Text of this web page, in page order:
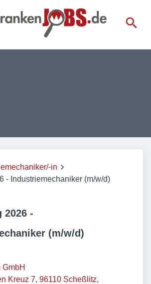
in
- Industriemechaniker (m/w/d)
2026 -
(m/w/d)
GmbH
Kreuz 7, 96110 Scheßlitz,